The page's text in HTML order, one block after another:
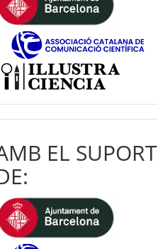
EL SUPORT